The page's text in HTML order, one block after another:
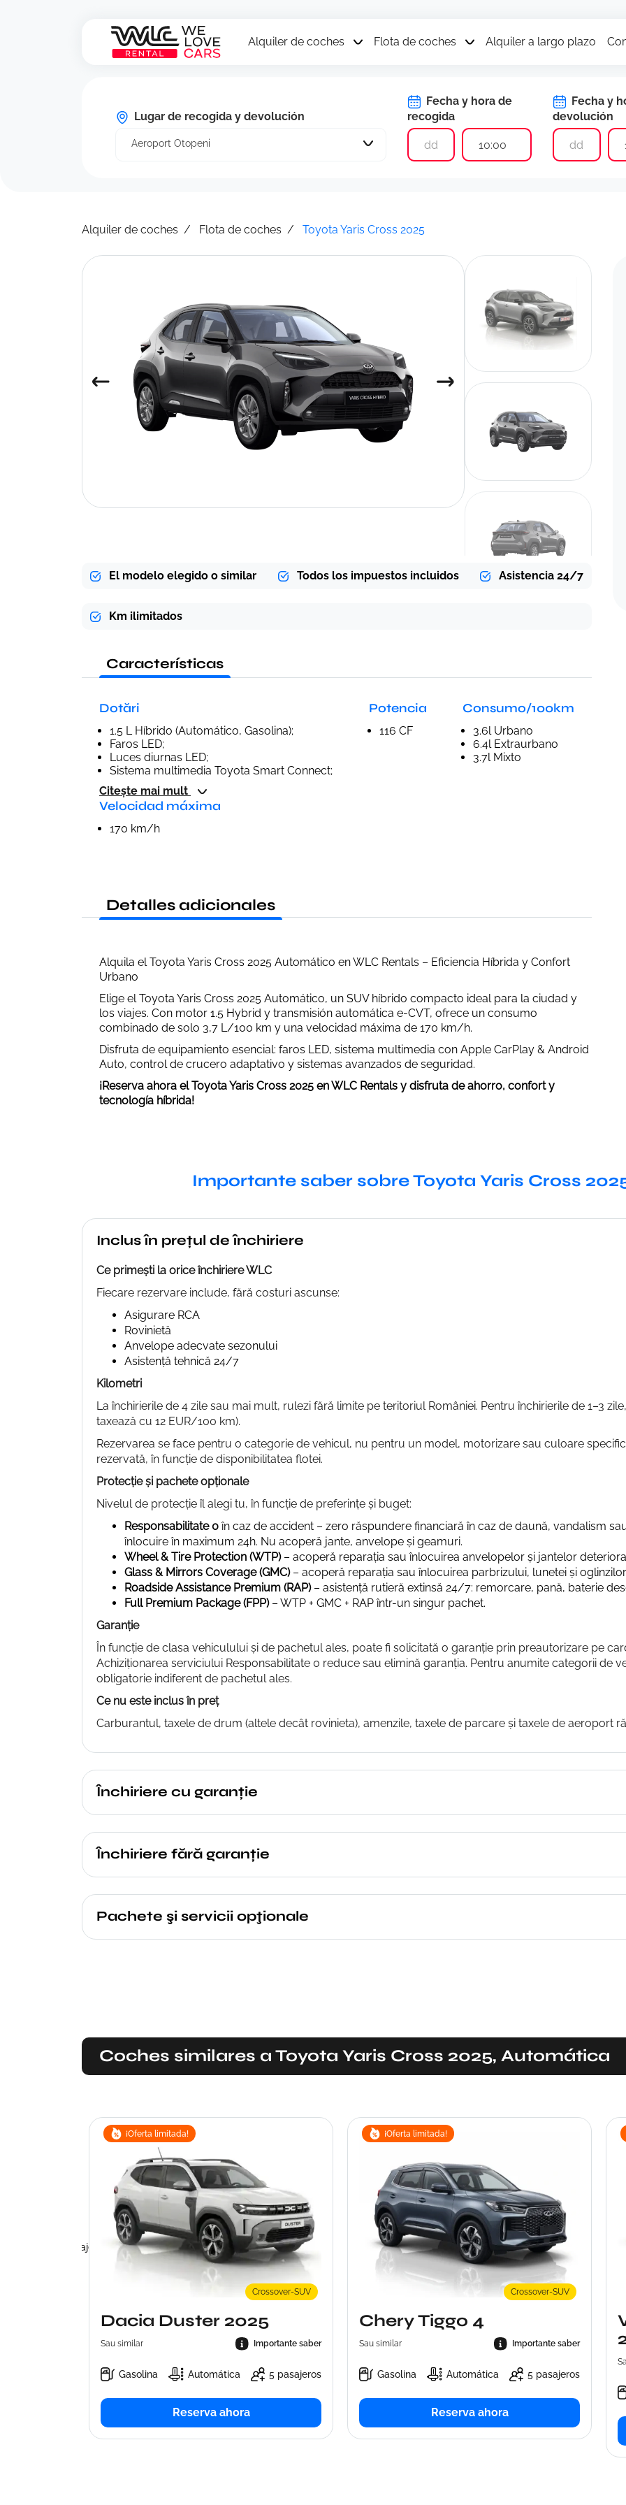
Alquiler de coches Flota de coches Alquiler a largo plazo
Lugar de recogida y devolución
Aeroport Otopeni
Fecha y hora de
recogida
10:00
Fecha y
devolución
Alquiler de coches Flota de coches Toyota Yaris Cross 2025
El modelo elegido o similar Todos los impuestos incluidos Asistencia 24/7
Km ilimitados
Características
Dotări
1.5 L Híbrido (Automático, Gasolina);
Faros LED;
Luces diurnas LED;
Sistema multimedia Toyota Smart Connect;
Citește mai mult
Potencia
116 CF
Consumo/100km
3.6l Urbano
6.4l Extraurbano
3.7l Mixto
Velocidad máxima
170 km/h
Detalles adicionales
Alquila el Toyota Yaris Cross 2025 Automático en WLC Rentals – Eficiencia Híbrida y Confort
Urbano
Elige el Toyota Yaris Cross 2025 Automático, un SUV híbrido compacto ideal para la ciudad y
los viajes. Con motor 1.5 Hybrid y transmisión automática e-CVT, ofrece un consumo
combinado de solo 3,7 L/100 km y una velocidad máxima de 170 km/h.
Disfruta de equipamiento esencial: faros LED, sistema multimedia con Apple CarPlay & Android
Auto, control de crucero adaptativo y sistemas avanzados de seguridad.
¡Reserva ahora el Toyota Yaris Cross 2025 en WLC Rentals y disfruta de ahorro, confort y
tecnología híbrida!
Importante saber sobre Toyota Yaris Cross
Inclus în prețul de închiriere
Ce primești la orice închiriere WLC
Fiecare rezervare include, fără costuri ascunse:
Asigurare RCA
Rovinietă
Anvelope adecvate sezonului
Asistență tehnică 24/7
Kilometri
La închirierile de 4 zile sau mai mult, rulezi fără limite pe teritoriul României. Pentru închirierile de 1–3
taxează cu 12 EUR/100 km).
Rezervarea se face pentru o categorie de vehicul, nu pentru un model, motorizare sau culoare
rezervată, în funcție de disponibilitatea flotei.
Protecție și pachete opționale
Nivelul de protecție îl alegi tu, în funcție de preferințe și buget:
Responsabilitate 0 în caz de accident – zero răspundere financiară în caz de daună, vandalism
înlocuire în maximum 24h. Nu acoperă jante, anvelope și geamuri.
Wheel & Tire Protection (WTP)– acoperă reparația sau înlocuirea anvelopelor și jantelor
Glass & Mirrors Coverage (GMC)– acoperă reparația sau înlocuirea parbrizului, lunetei și oglinzilor.
Roadside Assistance Premium (RAP)– asistență rutieră extinsă 24/7: remorcare, pană, baterie
Full Premium Package (FPP)– WTP + GMC + RAP într-un singur pachet.
Garanție
În funcție de clasa vehiculului și de pachetul ales, poate fi solicitată o garanție prin preautorizare pe
Achiziționarea serviciului Responsabilitate 0 reduce sau elimină garanția. Pentru anumite categorii de
obligatorie indiferent de pachetul ales.
Ce nu este inclus în preț
Carburantul, taxele de drum (altele decât rovinieta), amenzile, taxele de parcare și taxele de aeroport
Închiriere cu garanție
Închiriere fără garanție
Pachete şi servicii opţionale
Coches similares a Toyota Yaris Cross 2025, Automática
pasajeros
¡Oferta limitada!
Crossover-SUV
Dacia Duster 2025
Sau similar Importante saber
Gasolina Automática 5 pasajeros
Reserva ahora
¡Oferta limitada!
Crossover-SUV
Chery Tiggo 4
Sau similar Importante saber
Gasolina Automática 5 pasajeros
Reserva ahora